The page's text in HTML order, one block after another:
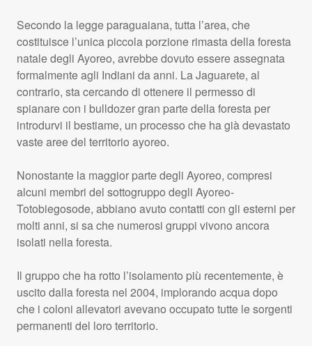
Secondo la legge paraguaiana, tutta l’area, che
costituisce l’unica piccola porzione rimasta della foresta
natale degli Ayoreo, avrebbe dovuto essere assegnata
formalmente agli Indiani da anni. La Jaguarete, al
contrario, sta cercando di ottenere il permesso di
spianare con i bulldozer gran parte della foresta per
introdurvi il bestiame, un processo che ha già devastato
vaste aree del territorio ayoreo.
Nonostante la maggior parte degli Ayoreo, compresi
alcuni membri del sottogruppo degli Ayoreo-
Totobiegosode, abbiano avuto contatti con gli esterni per
molti anni, si sa che numerosi gruppi vivono ancora
isolati nella foresta.
Il gruppo che ha rotto l’isolamento più recentemente, è
uscito dalla foresta nel 2004, implorando acqua dopo
che i coloni allevatori avevano occupato tutte le sorgenti
permanenti del loro territorio.